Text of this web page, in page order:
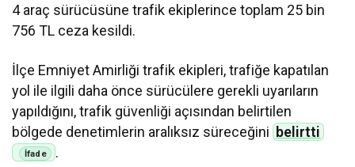
4 araç sürücüsüne trafik ekiplerince toplam 25 bin
756 TL ceza kesildi.
İlçe Emniyet Amirliği trafik ekipleri, trafiğe kapatılan
yol ile ilgili daha önce sürücülere gerekli uyarıların
yapıldığını, trafik güvenliği açısından belirtilen
bölgede denetimlerin aralıksız süreceğini belirtti
.